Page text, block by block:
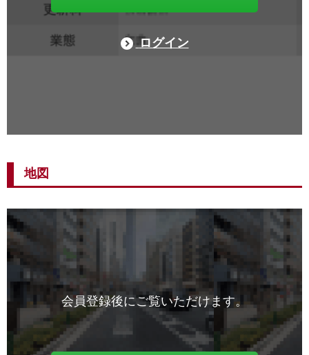
ログイン
地図
会員登録後にご覧いただけます。